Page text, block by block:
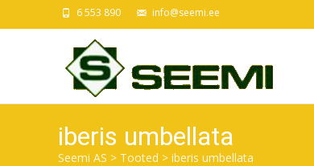
6 553 890 info@seemi.ee
iberis umbellata
Seemi AS > Tooted > iberis umbellata